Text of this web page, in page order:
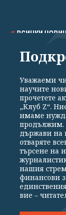
ВСИЧКИ
СПОРТ
Общи
Реклама
Издател на
Константинов"
Препечатването
Уважаеми
научите
прочетете
„Клуб Z“.
имаме
продължим.
държави на
отваряте
търсене на
нашия
финансови
вие –